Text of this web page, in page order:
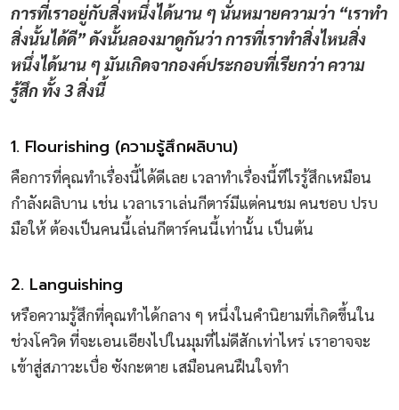
การที่เราอยู่กับสิ่งหนึ่งได้นาน ๆ นั่นหมายความว่า “เราทำ
สิ่งนั้นได้ดี” ดังนั้นลองมาดูกันว่า การที่เราทำสิ่งไหนสิ่ง
หนึ่งได้นาน ๆ มันเกิดจากองค์ประกอบที่เรียกว่า ความ
รู้สึก ทั้ง 3 สิ่งนี้
1. Flourishing (ความรู้สึกผลิบาน)
คือการที่คุณทำเรื่องนี้ได้ดีเลย เวลาทำเรื่องนี้ทีไรรู้สึกเหมือน
กำลังผลิบาน เช่น เวลาเราเล่นกีตาร์มีแต่คนชม คนชอบ ปรบ
มือให้ ต้องเป็นคนนี้เล่นกีตาร์คนนี้เท่านั้น เป็นต้น
2. Languishing
หรือความรู้สึกที่คุณทำได้กลาง ๆ หนึ่งในคำนิยามที่เกิดขึ้นใน
ช่วงโควิด ที่จะเอนเอียงไปในมุมที่ไม่ดีสักเท่าไหร่ เราอาจจะ
เข้าสู่สภาวะเบื่อ ซังกะตาย เสมือนคนฝืนใจทำ